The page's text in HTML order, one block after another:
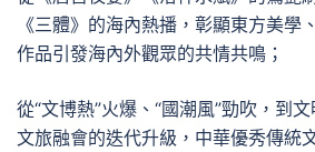
《三體》的海內熱播，彰顯東方美學
作品引發海內外觀眾的共情共鳴；
從“文博熱”火爆、“國潮風”勁吹，到
文旅融會的迭代升級，中華優秀傳統